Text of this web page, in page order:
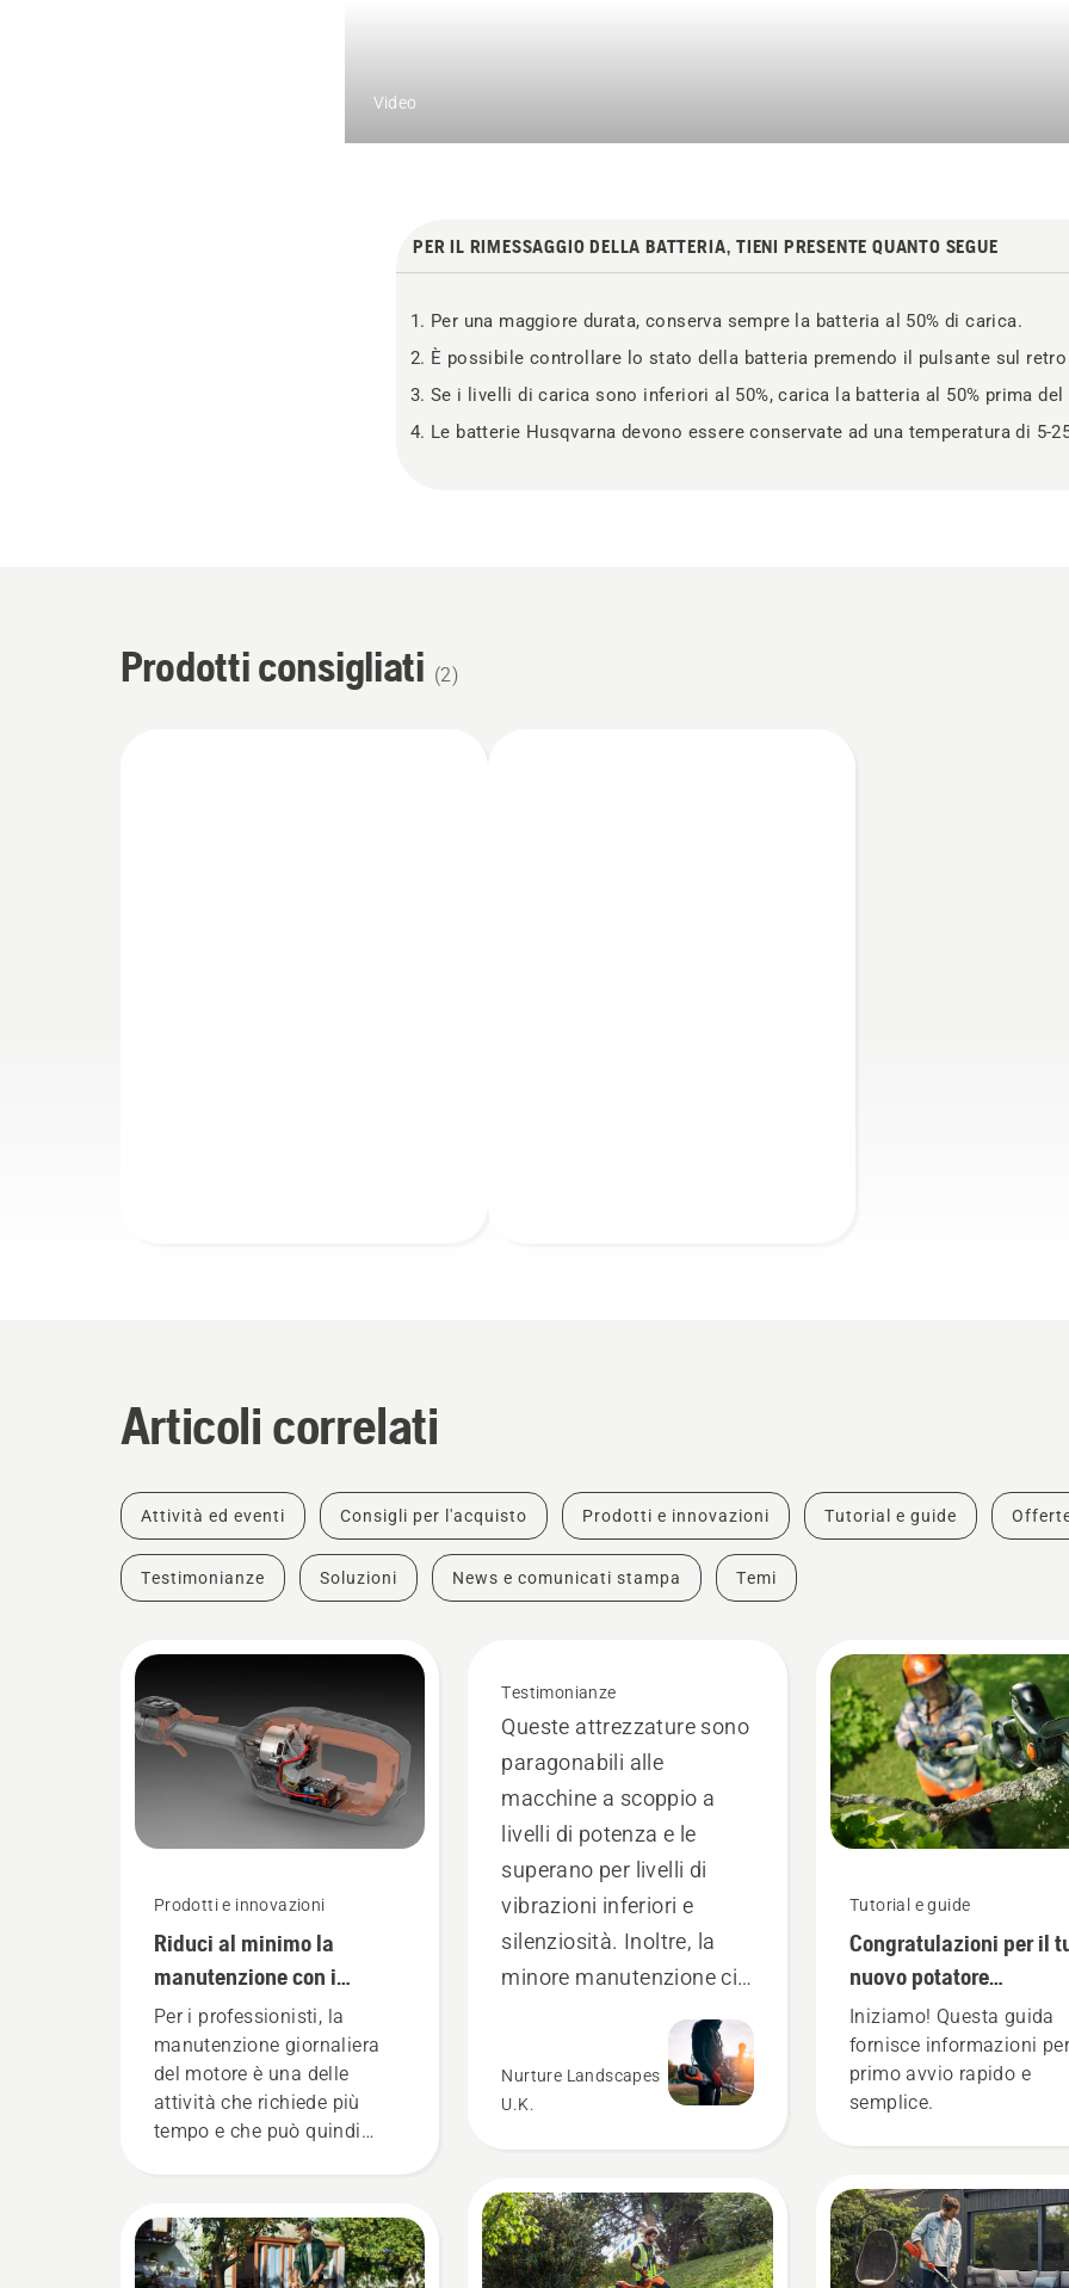
Video
PER IL RIMESSAGGIO DELLA BATTERIA, TIENI PRESENTE QUANTO SEGUE
Per una maggiore durata, conserva sempre la batteria al 50% di carica.
È possibile controllare lo stato della batteria premendo il pulsante sul
Se i livelli di carica sono inferiori al 50%, carica la batteria al 50% prima del
Le batterie Husqvarna devono essere conservate ad una temperatura di 5-
Prodotti consigliati (2)
Articoli correlati
Attività ed eventi Consigli per l'acquisto Prodotti e innovazioni Tutorial e guide
Testimonianze Soluzioni News e comunicati stampa Temi
Prodotti e innovazioni
Riduci al minimo la
manutenzione con i
prodotti a batteria.
Per i professionisti, la
manutenzione giornaliera
del motore è una delle
attività che richiede più
tempo e che può quindi
prodotti a batteria, questo
problema è notevolmente
ridotto.
Testimonianze
Queste attrezzature sono
paragonabili alle
macchine a scoppio a
livelli di potenza e le
superano per livelli di
vibrazioni inferiori e
silenziosità. Inoltre, la
minore manutenzione ci
denaro ed essere più
operativi.
Nurture Landscapes
U.K.
Tutorial e guide
Congratulazioni per il
nuovo potatore
Husqvarna Aspire™!
Iniziamo! Questa guida
fornisce informazioni
primo avvio rapido e
semplice.